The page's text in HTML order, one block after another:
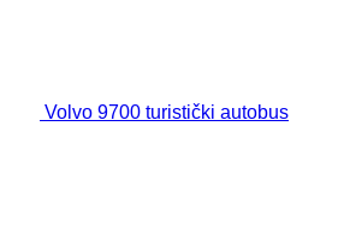
Volvo 9700 turistički autobus